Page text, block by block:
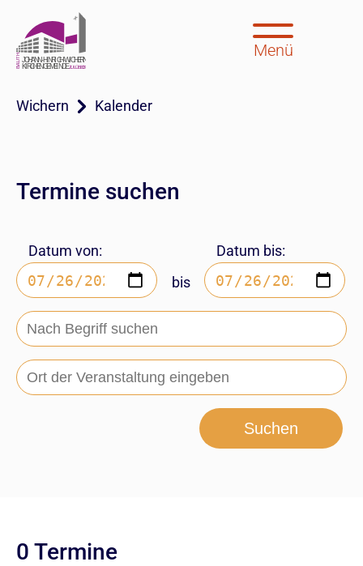
Menü
Wichern Kalender
Termine suchen
Datum von:
bis
Datum bis:
Suchen
0 Termine